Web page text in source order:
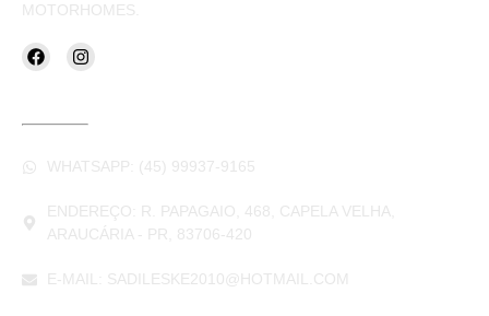
MOTORHOMES.
WHATSAPP: (45) 99937-9165
ENDEREÇO: R. PAPAGAIO, 468, CAPELA VELHA,
ARAUCÁRIA - PR, 83706-420
E-MAIL: SADILESKE2010@HOTMAIL.COM